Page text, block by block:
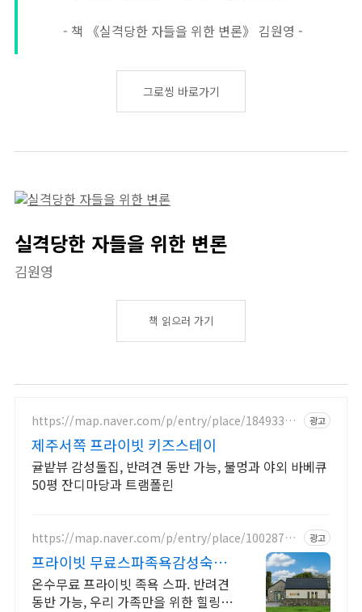
- 책 《실격당한 자들을 위한 변론》 김원영 -
그로씽 바로가기
실격당한 자들을 위한 변론
김원영
책 읽으러 가기
https://map.naver.com/p/entry/place/18493364
광고
제주서쪽 프라이빗 키즈스테이
귤밭뷰 감성돌집, 반려견 동반 가능, 불멍과 야외 바베큐
50평 잔디마당과 트램폴린
https://map.naver.com/p/entry/place/10028778
광고
프라이빗 무료스파족욕감성숙소
제주 돌담감성, 반려견 환영
온수무료 프라이빗 족욕 스파. 반려견
동반 가능, 우리 가족만을 위한 힐링공